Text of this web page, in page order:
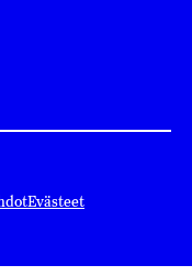
Evästeet